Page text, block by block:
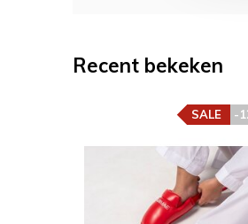
Recent bekeken
-
SALE